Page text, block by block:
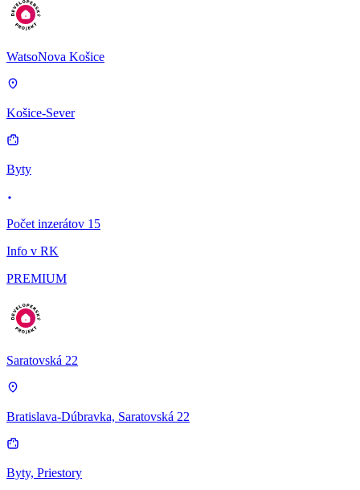
WatsoNova Košice
Košice-Sever
Byty
Počet inzerátov 15
Info v RK
PREMIUM
Saratovská 22
Bratislava-Dúbravka, Saratovská 22
Byty, Priestory